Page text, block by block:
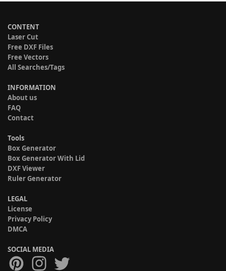
CONTENT
Laser Cut
Free DXF Files
Free Vectors
All Searches/Tags
INFORMATION
About us
FAQ
Contact
Tools
Box Generator
Box Generator With Lid
DXF Viewer
Ruler Generator
LEGAL
License
Privacy Policy
DMCA
SOCIAL MEDIA